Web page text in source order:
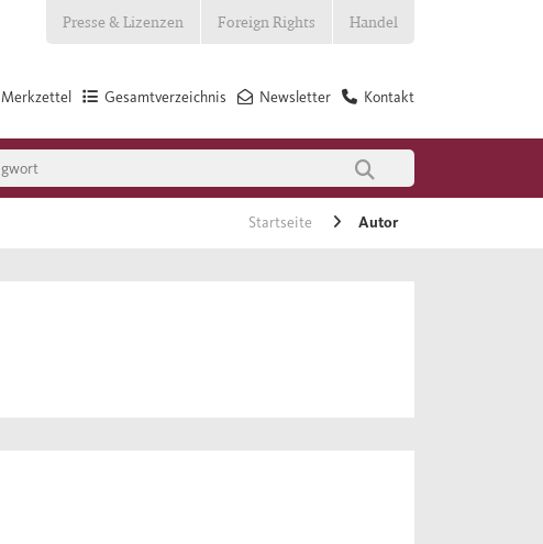
Presse & Lizenzen Foreign Rights Handel
Kontakt
Newsletter
Gesamtverzeichnis
Merkzettel
Startseite Autor